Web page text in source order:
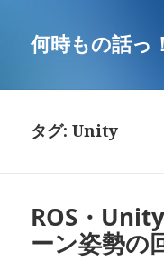
何時もの話っ！
タグ: Unity
ROS・
ーン姿勢の